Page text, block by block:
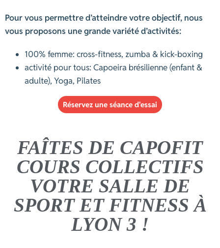
Pour vous permettre d’atteindre votre objectif, nous
vous proposons une grande variété d’activités:
100% femme: cross-fitness, zumba & kick-boxing
activité pour tous: Capoeira brésilienne (enfant &
adulte), Yoga, Pilates
Réservez une séance d'essai
FAÎTES DE CAPOFIT
COURS COLLECTIFS
VOTRE SALLE DE
SPORT ET FITNESS À
LYON 3 !